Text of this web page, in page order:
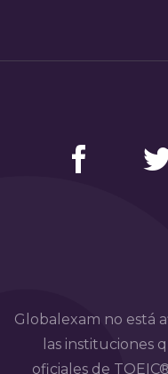
Globalexam no está
las instituciones
oficiales de